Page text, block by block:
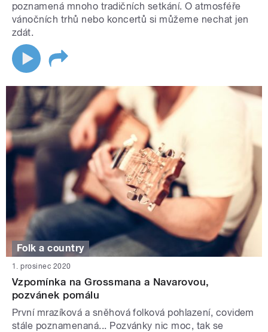
poznamená mnoho tradičních setkání. O atmosféře
vánočních trhů nebo koncertů si můžeme nechat jen
zdát.
Folk a country
1. prosinec 2020
Vzpomínka na Grossmana a Navarovou,
pozvánek pomálu
První mrazíková a sněhová folková pohlazení, covidem
stále poznamenaná... Pozvánky nic moc, tak se